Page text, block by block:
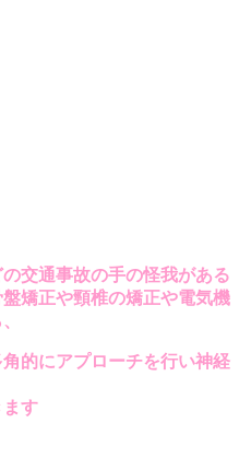
交通事故の手の怪我がある
矯正や頸椎の矯正や電気機
的にアプローチを行い神経
す